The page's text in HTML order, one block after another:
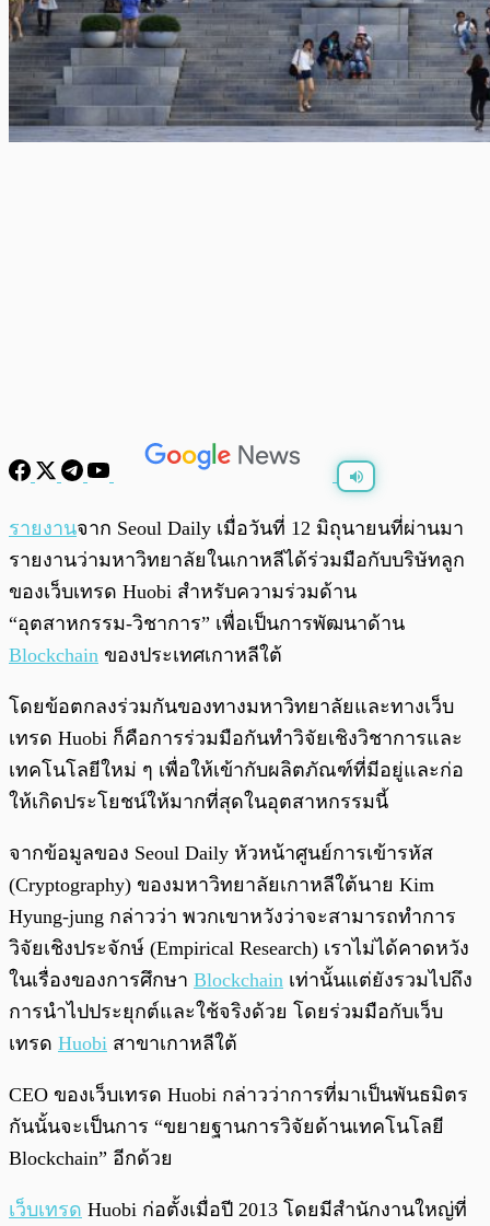
0:00/
รายงานจาก Seoul Daily เมื่อวันที่ 12 มิถุนายนที่ผ่านมา
รายงานว่ามหาวิทยาลัยในเกาหลีได้ร่วมมือกับบริษัทลูก
ของเว็บเทรด Huobi สำหรับความร่วมด้าน
“อุตสาหกรรม-วิชาการ” เพื่อเป็นการพัฒนาด้าน
Blockchain ของประเทศเกาหลีใต้
โดยข้อตกลงร่วมกันของทางมหาวิทยาลัยและทางเว็บ
เทรด Huobi ก็คือการร่วมมือกันทำวิจัยเชิงวิชาการและ
เทคโนโลยีใหม่ ๆ เพื่อให้เข้ากับผลิตภัณฑ์ที่มีอยู่และก่อ
ให้เกิดประโยชน์ให้มากที่สุดในอุตสาหกรรมนี้
จากข้อมูลของ Seoul Daily หัวหน้าศูนย์การเข้ารหัส
(Cryptography) ของมหาวิทยาลัยเกาหลีใต้นาย Kim
Hyung-jung กล่าวว่า พวกเขาหวังว่าจะสามารถทำการ
วิจัยเชิงประจักษ์ (Empirical Research) เราไม่ได้คาดหวัง
ในเรื่องของการศึกษา Blockchain เท่านั้นแต่ยังรวมไปถึง
การนำไปประยุกต์และใช้จริงด้วย โดยร่วมมือกับเว็บ
เทรด Huobi สาขาเกาหลีใต้
CEO ของเว็บเทรด Huobi กล่าวว่าการที่มาเป็นพันธมิตร
กันนั้นจะเป็นการ “ขยายฐานการวิจัยด้านเทคโนโลยี
Blockchain” อีกด้วย
เว็บเทรด Huobi ก่อตั้งเมื่อปี 2013 โดยมีสำนักงานใหญ่ที่